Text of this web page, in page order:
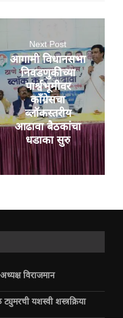
Next Post
आगामी विधानसभा
निवडणुकीच्या
पार्श्वभूमीवर
काँग्रेसचा
ब्लॉकस्तरीय
आढावा बैठकांचा
धडाका सुरु
विराजमान
यशस्वी शस्त्रक्रिया